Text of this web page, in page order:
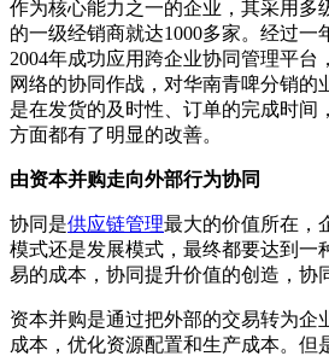
作为核心能力之一的企业，其采用多
的一级经销商就达1000多家。经过一
2004年成功应用跨企业协同管理平台
网络的协同作战，对华南青啤分销的
是在发货的及时性、订单的完成时间
方面都有了明显的改善。
由资本并购走向外部行为协同
协同是供应链管理最大的价值所在，
模式还是发展模式，最终都要达到一
易的成本，协同提升价值的创造，协
资本并购是通过把外部的交易转为企
成本，优化资源配置和生产成本。但